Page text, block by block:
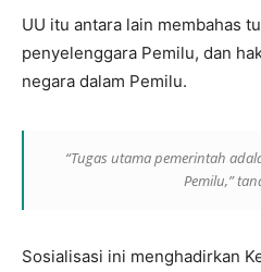
UU itu antara lain membahas
penyelenggara Pemilu, dan
negara dalam Pemilu.
“Tugas utama pemerintah
Pemilu,”
Sosialisasi ini menghadirkan